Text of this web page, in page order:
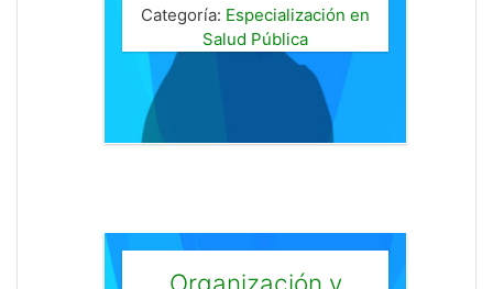
Categoría: Especialización en
Salud Pública
Organización y